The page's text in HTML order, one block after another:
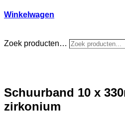
Winkelwagen
Zoek producten…
Schuurband 10 x
zirkonium